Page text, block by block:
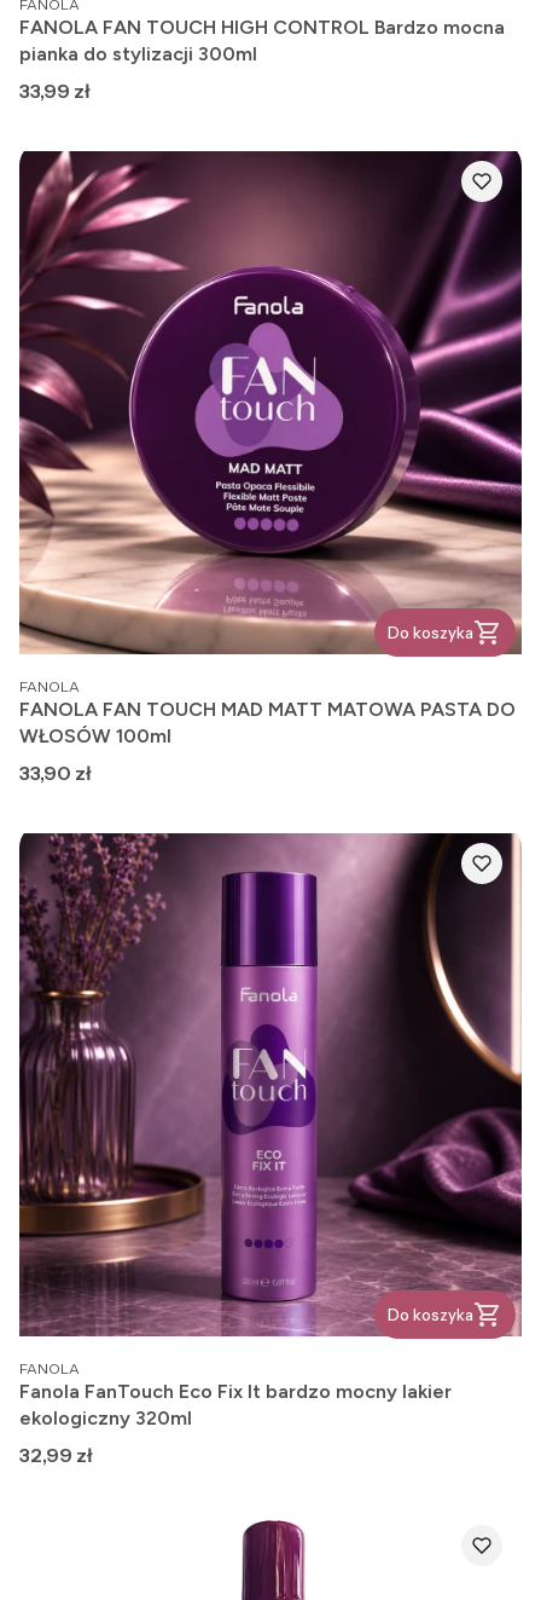
FANOLA
FANOLA FAN TOUCH HIGH CONTROL Bardzo mocna
pianka do stylizacji 300ml
Cena
33,99 zł
Do koszyka
PRODUCENT
FANOLA
FANOLA FAN TOUCH MAD MATT MATOWA PASTA DO
WŁOSÓW 100ml
Cena
33,90 zł
Do koszyka
PRODUCENT
FANOLA
Fanola FanTouch Eco Fix It bardzo mocny lakier
ekologiczny 320ml
Cena
32,99 zł